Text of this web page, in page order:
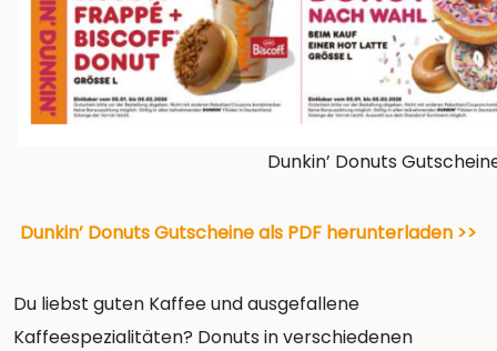
Dunkin’ Donuts
Dunkin’ Donuts Gutscheine als PDF herunterladen >>
Du liebst guten Kaffee und ausgefallene
Kaffeespezialitäten? Donuts in verschiedenen